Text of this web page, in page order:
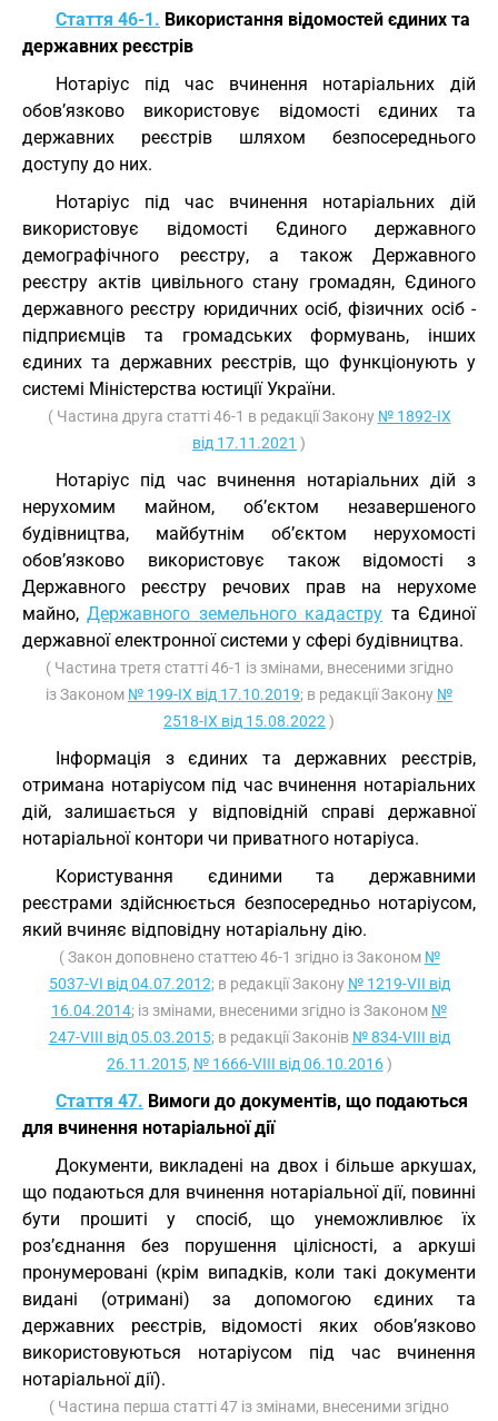
Стаття 46-1. Використання відомостей єдиних та
державних реєстрів
Нотаріус під час вчинення нотаріальних дій
обов’язково використовує відомості єдиних та
державних реєстрів шляхом безпосереднього
доступу до них.
Нотаріус під час вчинення нотаріальних дій
використовує відомості Єдиного державного
демографічного реєстру, а також Державного
реєстру актів цивільного стану громадян, Єдиного
державного реєстру юридичних осіб, фізичних осіб -
підприємців та громадських формувань, інших
єдиних та державних реєстрів, що функціонують у
системі Міністерства юстиції України.
( Частина друга статті 46-1 в редакції Закону № 1892-IX
від 17.11.2021 )
Нотаріус під час вчинення нотаріальних дій з
нерухомим майном, об’єктом незавершеного
будівництва, майбутнім об’єктом нерухомості
обов’язково використовує також відомості з
Державного реєстру речових прав на нерухоме
майно,Державного земельного кадастру та Єдиної
державної електронної системи у сфері будівництва.
( Частина третя статті 46-1 із змінами, внесеними згідно
із Законом № 199-IX від 17.10.2019; в редакції Закону №
2518-IX від 15.08.2022 )
Інформація з єдиних та державних реєстрів,
отримана нотаріусом під час вчинення нотаріальних
дій, залишається у відповідній справі державної
нотаріальної контори чи приватного нотаріуса.
Користування єдиними та державними
реєстрами здійснюється безпосередньо нотаріусом,
який вчиняє відповідну нотаріальну дію.
( Закон доповнено статтею 46-1 згідно із Законом №
5037-VI від 04.07.2012; в редакції Закону № 1219-VII від
16.04.2014; із змінами, внесеними згідно із Законом №
247-VIII від 05.03.2015; в редакції Законів № 834-VIII від
26.11.2015, № 1666-VIII від 06.10.2016)
Стаття 47. Вимоги до документів, що подаються
для вчинення нотаріальної дії
Документи, викладені на двох і більше аркушах,
що подаються для вчинення нотаріальної дії, повинні
бути прошиті у спосіб, що унеможливлює їх
роз’єднання без порушення цілісності, а аркуші
пронумеровані (крім випадків, коли такі документи
видані (отримані) за допомогою єдиних та
державних реєстрів, відомості яких обов’язково
використовуються нотаріусом під час вчинення
нотаріальної дії).
( Частина перша статті 47 із змінами, внесеними згідно